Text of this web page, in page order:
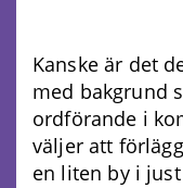
Kanske är det
med bakgrund
ordförande i
väljer att
en liten by i